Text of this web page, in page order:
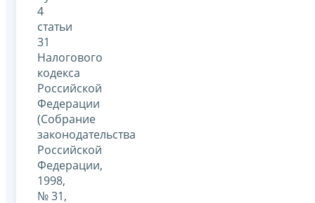
4
статьи
31
Налогового
кодекса
Российской
Федерации
(Собрание
законодательства
Российской
Федерации,
1998,
№ 31,